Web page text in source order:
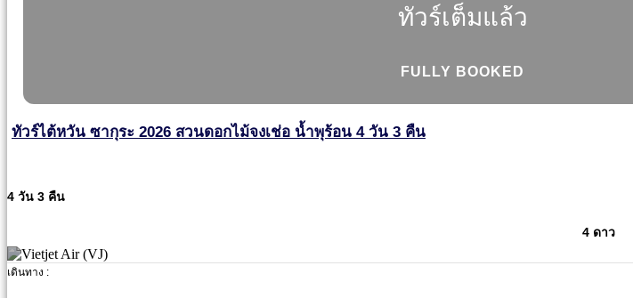
ทัวร์เต็มแล้ว
FULLY BOOKED
ทัวร์ไต้หวัน ซากุระ 2026 สวนดอกไม้จงเช่อ น้ำพุร้อน 4 วัน 3 คืน
4 วัน 3 คืน
4 ดาว
เดินทาง :